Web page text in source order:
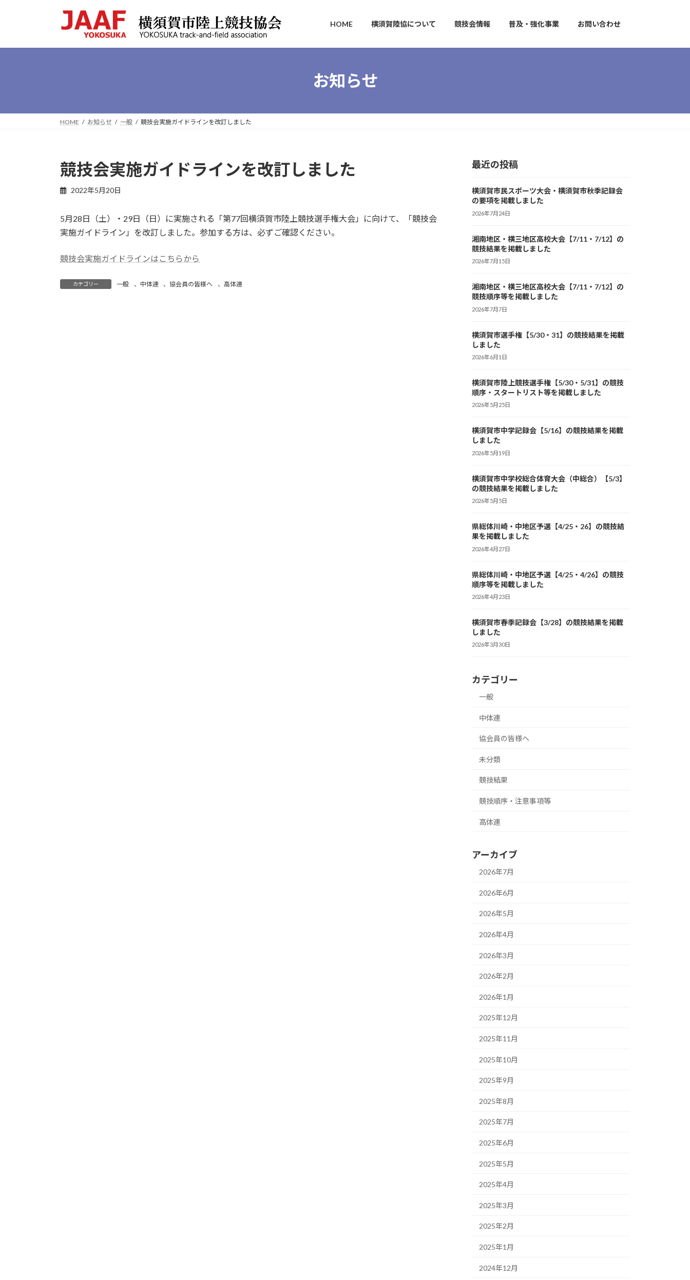
プ
動
HOME 横須賀陸協について 競技会情報 普及・強化事業 お問い合わせ
お知らせ
HOME お知らせ 一般 競技会実施ガイドラインを改訂しました
競技会実施ガイドラインを改訂しました
2022年5月20日
新
日
5月28日（土）・29日（日）に実施される「第77回横須賀市陸上競技選手権大会」に向けて、「競技会
実施ガイドライン」を改訂しました。参加する方は、必ずご確認ください。
競技会実施ガイドラインはこちらから
カテゴリー 一般 、 中体連 、協会員の皆様へ 、 高体連
最近の投稿
横須賀市民スポーツ大会・横須賀市秋季記録会
の要項を掲載しました
2026年7月24日
湘南地区・横三地区高校大会【7/11・7/12】の
競技結果を掲載しました
2026年7月15日
湘南地区・横三地区高校大会【7/11・7/12】の
競技順序等を掲載しました
2026年7月7日
横須賀市選手権【5/30・31】の競技結果を掲載
しました
2026年6月1日
横須賀市陸上競技選手権【5/30・5/31】の競技
順序・スタートリスト等を掲載しました
2026年5月25日
横須賀市中学記録会【5/16】の競技結果を掲載
しました
2026年5月19日
横須賀市中学校総合体育大会（中総合）【5/3】
の競技結果を掲載しました
2026年5月5日
県総体川崎・中地区予選【4/25・26】の競技結
果を掲載しました
2026年4月27日
県総体川崎・中地区予選【4/25・4/26】の競技
順序等を掲載しました
2026年4月23日
横須賀市春季記録会【3/28】の競技結果を掲載
しました
2026年3月30日
カテゴリー
一般
中体連
協会員の皆様へ
未分類
競技結果
競技順序・注意事項等
高体連
アーカイブ
2026年7月
2026年6月
2026年5月
2026年4月
2026年3月
2026年2月
2026年1月
2025年12月
2025年11月
2025年10月
2025年9月
2025年8月
2025年7月
2025年6月
2025年5月
2025年4月
2025年3月
2025年2月
2025年1月
2024年12月